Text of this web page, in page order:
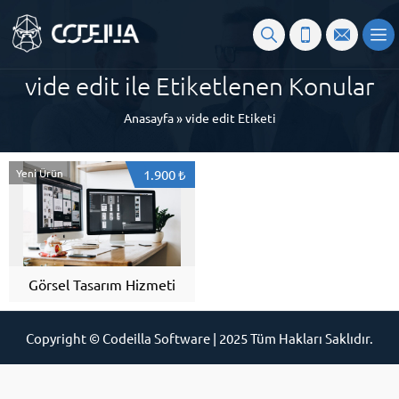
vide edit ile Etiketlenen Konular
Anasayfa»vide edit Etiketi
Yeni Ürün 1.900 ₺
Görsel Tasarım Hizmeti
Copyright © Codeilla Software | 2025 Tüm Hakları Saklıdır.